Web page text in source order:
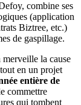
combine ses
(application
Biztree, etc.)
de gaspillage.
la cause
en un projet
entière de
commettre
qui tombent